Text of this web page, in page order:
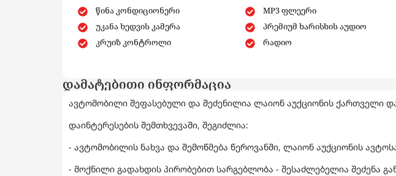
წინა კონდიციონერი
უკანა ხედვის კამერა
კრუიზ კონტროლი
MP3 ფლეერი
პრემიუმ ხარისხის აუდიო
რადიო
დამატებითი ინფორმაცია
ავტომობილი შეფასებული და შეძენილია ლაიონ აუქციონის ქართველი
დაინტერესების შემთხვევაში, შეგიძლია:
- ავტომობილის ნახვა და შემოწმება წეროვანში, ლაიონ აუქციონის
- მოქნილი გადახდის პირობებით სარგებლობა - შესაძლებელია შეძენა